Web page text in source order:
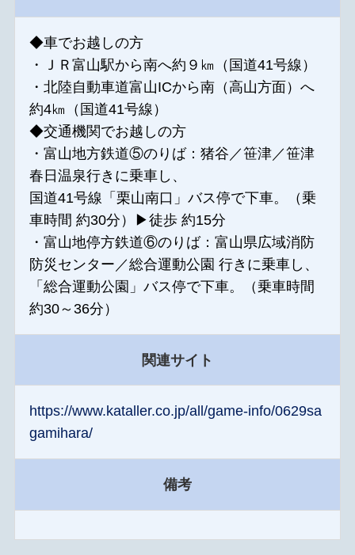
◆車でお越しの方
・ＪＲ富山駅から南へ約９㎞（国道41号線）
・北陸自動車道富山ICから南（高山方面）へ
約4㎞（国道41号線）
◆交通機関でお越しの方
・富山地方鉄道⑤のりば：猪谷／笹津／笹津
春日温泉行きに乗車し、
国道41号線「栗山南口」バス停で下車。（乗
車時間 約30分）▶徒歩 約15分
・富山地停方鉄道⑥のりば：富山県広域消防
防災センター／総合運動公園 行きに乗車し、
「総合運動公園」バス停で下車。（乗車時間
約30～36分）
関連サイト
https://www.kataller.co.jp/all/game-info/0629sa
gamihara/
備考